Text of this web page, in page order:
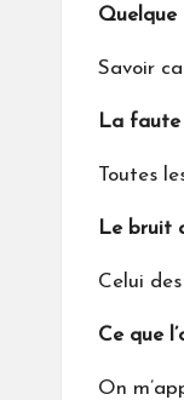
Quelque
Savoir
La faute
Toutes
Le bruit
Celui
Ce que
On